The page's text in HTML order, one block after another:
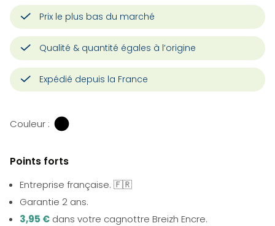
Prix le plus bas du marché
Qualité & quantité égales à l’origine
Expédié depuis la France
Couleur :
Points forts
Entreprise française. 🇫🇷
Garantie 2 ans.
3,95 € dans votre cagnottre Breizh Encre.